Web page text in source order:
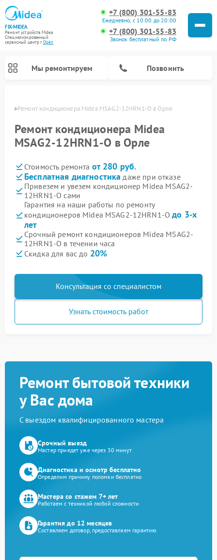
FIX-MIDEA
Ремонт устройств Midea
Специализированный
cервисный центр г.Орёл
+7 (800) 301-55-83
Ежедневно, с 10:00 до 20:00
+7 (800) 301-55-83
Звонок бесплатный по РФ
Мы ремонтируем Позвонить
Ремонт кондиционера Midea MSAG2-12HRN1-O в Орле
Ремонт кондиционера Midea
MSAG2-12HRN1-O в Орле
Стоимость ремонта от 280 руб.
Бесплатная диагностика даже при отказе
Привезем и увезем кондиционер Midea MSAG2-
12HRN1-O сами
Гарантия на наши работы по ремонту
кондиционеров Midea MSAG2-12HRN1-Oдо 3-х
лет
Срочный ремонт кондиционеров Midea MSAG2-
12HRN1-O в течении часа
Скидка для вас до 20%
Консультация со специалистом
Узнать стоимость работ
Ремонт бытовой техники
у Вас дома
С выездом квалифицированного мастера
Срочный выезд
Мастер приедет уже через 30 минут
Диагностика и осмотр бесплатно
Определим причину поломки бесплатно
Мастера со стажем 7+ лет
Работаем с техникой любой сложности
Гарантия до 12 месяцев
Составляем договор, предоставляем гарантию